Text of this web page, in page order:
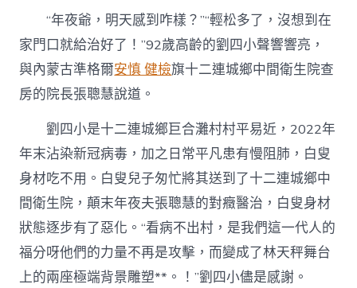
所
家
醫
科
#32;
安
康〉
中
“年夜爺，明天感到咋樣？”“輕松多了，沒想到在
家門口就給治好了！”92歲高齡的劉四小聲響響亮，
與內蒙古準格爾安慎 健檢旗十二連城鄉中間衛生院查
房的院長張聰慧說道。
劉四小是十二連城鄉巨合灘村村平易近，2022年
年末沾染新冠病毒，加之日常平凡患有慢阻肺，白叟
身材吃不用。白叟兒子匆忙將其送到了十二連城鄉中
間衛生院，顛末年夜夫張聰慧的對癥醫治，白叟身材
狀態逐步有了惡化。“看病不出村，是我們這一代人的
福分呀他們的力量不再是攻擊，而變成了林天秤舞台
上的兩座極端背景雕塑**。！”劉四小儘是感謝。